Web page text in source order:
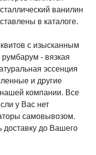
ванилин
в каталоге.
с изысканным
- вязкая
эссенция
и другие
компании. Все
у Вас нет
самовывозом.
доставку до Вашего